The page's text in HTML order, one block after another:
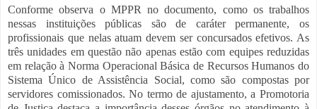
Conforme observa o MPPR no documento, como os trabalhos
nessas instituições públicas são de caráter permanente, os
profissionais que nelas atuam devem ser concursados efetivos. As
três unidades em questão não apenas estão com equipes reduzidas
em relação à Norma Operacional Básica de Recursos Humanos do
Sistema Único de Assistência Social, como são compostas por
servidores comissionados. No termo de ajustamento, a Promotoria